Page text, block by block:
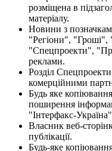
розміщена в
матеріалу.
Новини з
"Регіони",
"Спецпроекти",
реклами.
Розділ
комерційними
Будь яке
поширення
"Інтерфакс-
Власник веб-
публікації.
Будь-яке